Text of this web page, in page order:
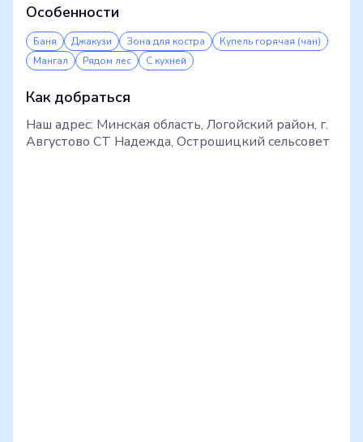
Особенности
Баня Джакузи Зона для костра
Купель горячая (чан)
Мангал
Рядом лес С кухней
Как добраться
Наш адрес: Минская область, Логойский район, г.
Августово СТ Надежда, Острошицкий сельсовет